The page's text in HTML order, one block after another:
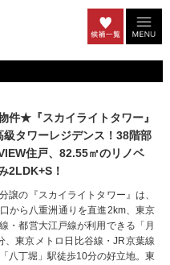
件★『スカイライトタワー』
級タワーレジデンス！38階部
住戸、82.55㎡のリノベ
2LDK+S！
譲の『スカイライトタワー』は、
から八重洲通りを直進2km、東京
・都営大江戸線が利用できる「月
、東京メトロ日比谷線・JR京葉線
八丁堀」駅徒歩10分の好立地。東